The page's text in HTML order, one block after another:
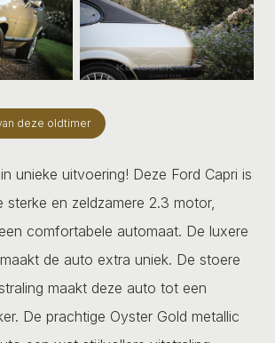
deze oldtimer
unieke uitvoering! Deze Ford Capri is
en zeldzamere 2.3 motor,
comfortabele automaat. De luxere
de auto extra uniek. De stoere
maakt deze auto tot een
De prachtige Oyster Gold metallic